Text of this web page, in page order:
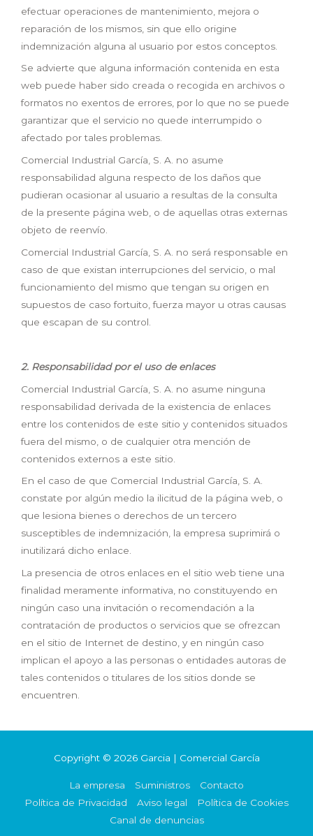
efectuar operaciones de mantenimiento, mejora o
reparación de los mismos, sin que ello origine
indemnización alguna al usuario por estos conceptos.
Se advierte que alguna información contenida en esta
web puede haber sido creada o recogida en archivos o
formatos no exentos de errores, por lo que no se puede
garantizar que el servicio no quede interrumpido o
afectado por tales problemas.
Comercial Industrial García, S. A. no asume
responsabilidad alguna respecto de los daños que
pudieran ocasionar al usuario a resultas de la consulta
de la presente página web, o de aquellas otras externas
objeto de reenvío.
Comercial Industrial García, S. A. no será responsable en
caso de que existan interrupciones del servicio, o mal
funcionamiento del mismo que tengan su origen en
supuestos de caso fortuito, fuerza mayor u otras causas
que escapan de su control.
2. Responsabilidad por el uso de enlaces
Comercial Industrial García, S. A. no asume ninguna
responsabilidad derivada de la existencia de enlaces
entre los contenidos de este sitio y contenidos situados
fuera del mismo, o de cualquier otra mención de
contenidos externos a este sitio.
En el caso de que Comercial Industrial García, S. A.
constate por algún medio la ilicitud de la página web, o
que lesiona bienes o derechos de un tercero
susceptibles de indemnización, la empresa suprimirá o
inutilizará dicho enlace.
La presencia de otros enlaces en el sitio web tiene una
finalidad meramente informativa, no constituyendo en
ningún caso una invitación o recomendación a la
contratación de productos o servicios que se ofrezcan
en el sitio de Internet de destino, y en ningún caso
implican el apoyo a las personas o entidades autoras de
tales contenidos o titulares de los sitios donde se
encuentren.
Copyright © 2026 Garcia | Comercial García
La empresa Suministros
Contacto
Política de Privacidad
Aviso legal
Política de Cookies
Canal de denuncias